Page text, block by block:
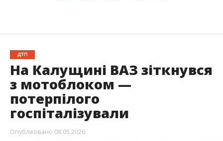
ДТП
На Калущині ВАЗ зіткнувся
з мотоблоком —
потерпілого
госпіталізували
Опубліковано 08.05.2026